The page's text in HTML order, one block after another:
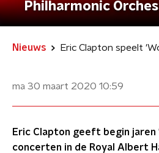
Philharmonic
Nieuws
ma 30 maart 2020 10:59
Eric Clapton geeft begin
concerten in de Royal Albert